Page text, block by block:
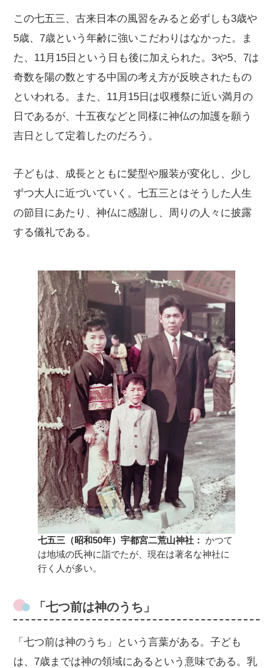
この七五三、古来日本の風習をみると必ずしも3歳や
5歳、7歳という年齢に強いこだわりはなかった。ま
た、11月15日という日も後に加えられた。3や5、7は
奇数を陽の数とする中国の考え方が反映されたもの
といわれる。また、11月15日は収穫祭に近い満月の
日であるが、十五夜などと同様に神仏の加護を願う
吉日として定着したのだろう。
子どもは、成長とともに髪型や服装が変化し、少し
ずつ大人に近づいていく。七五三とはそうした人生
の節目にあたり、神仏に感謝し、周りの人々に披露
する儀礼である。
七五三（昭和50年）宇都宮二荒山神社：
かつて
は地域の氏神に詣でたが、現在は著名な神社に
行く人が多い。
「七つ前は神のうち」
「七つ前は神のうち」という言葉がある。子ども
は、7歳までは神の領域にあるという意味である。乳